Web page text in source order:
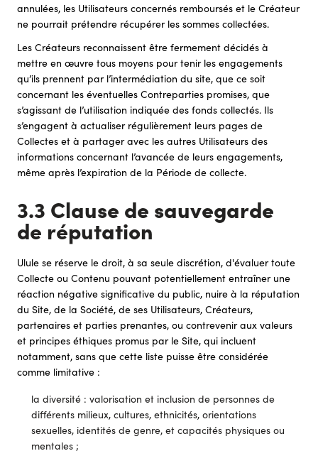
annulées, les Utilisateurs concernés remboursés et le Créateur
ne pourrait prétendre récupérer les sommes collectées.
Les Créateurs reconnaissent être fermement décidés à
mettre en œuvre tous moyens pour tenir les engagements
qu’ils prennent par l’intermédiation du site, que ce soit
concernant les éventuelles Contreparties promises, que
s’agissant de l’utilisation indiquée des fonds collectés. Ils
s’engagent à actualiser régulièrement leurs pages de
Collectes et à partager avec les autres Utilisateurs des
informations concernant l’avancée de leurs engagements,
même après l’expiration de la Période de collecte.
3.3 Clause de sauvegarde
de réputation
Ulule se réserve le droit, à sa seule discrétion, d'évaluer toute
Collecte ou Contenu pouvant potentiellement entraîner une
réaction négative significative du public, nuire à la réputation
du Site, de la Société, de ses Utilisateurs, Créateurs,
partenaires et parties prenantes, ou contrevenir aux valeurs
et principes éthiques promus par le Site, qui incluent
notamment, sans que cette liste puisse être considérée
comme limitative :
la diversité : valorisation et inclusion de personnes de
différents milieux, cultures, ethnicités, orientations
sexuelles, identités de genre, et capacités physiques ou
mentales ;